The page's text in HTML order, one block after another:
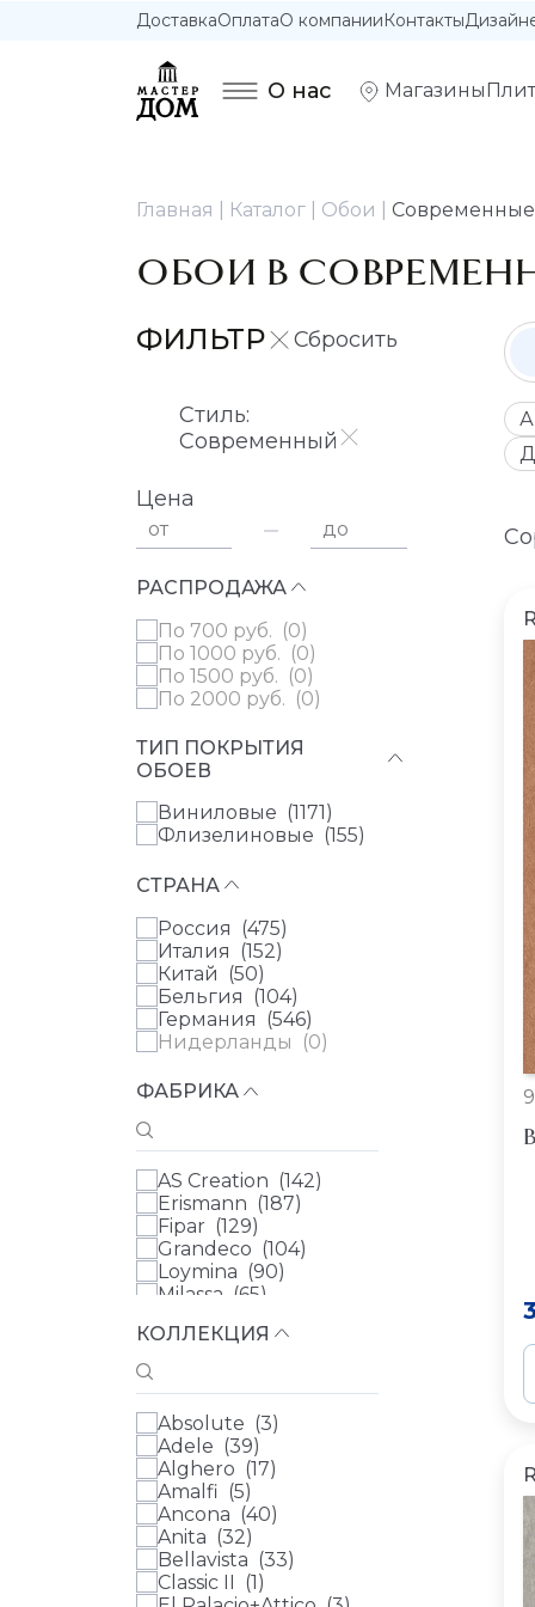
ДоставкаОплатаО компанииКонтакты
О нас Магазины
Главная Каталог Обои Современные
ОБОИ В
ФИЛЬТР
Стиль:
Современный
Цена
от до
РАСПРОДАЖА
по 700 руб. (0)
по 1000 руб. (0)
по 1500 руб. (0)
по 2000 руб. (0)
ТИП ПОКРЫТИЯ
ОБОЕВ
Виниловые (1171)
Флизелиновые (155)
СТРАНА
Россия (475)
Италия (152)
Китай (50)
Бельгия (104)
Германия (546)
Нидерланды (0)
ФАБРИКА
AS Creation (142)
Erismann (187)
Fipar (129)
Grandeco (104)
Loymina (90)
Milassa (65)
Rasch (217)
Artsimple (0
БН Международный
(BN International) (
Луна Уоллс (Luna
Walls) ( 0)
Parato (0)
Rasch Textil (0
Sirpi (0)
КОЛЛЕКЦИЯ
Absolute (3)
Adele (39)
Alghero (17)
Amalfi (5)
Ancona (40)
Anita (32)
Bellavista (33)
Classic II (1)